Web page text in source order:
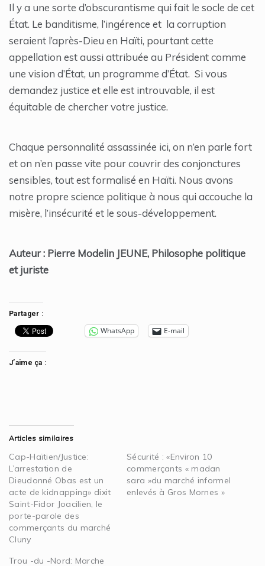
Il y a une sorte d’obscurantisme qui fait le socle de cet
État. Le banditisme, l’ingérence et la corruption
seraient l’après-Dieu en Haïti, pourtant cette
appellation est aussi attribuée au Président comme
une vision d’État, un programme d’État. Si vous
demandez justice et elle est introuvable, il est
équitable de chercher votre justice.
Chaque personnalité assassinée ici, on n’en parle fort
et on n’en passe vite pour couvrir des conjonctures
sensibles, tout est formalisé en Haïti. Nous avons
notre propre science politique à nous qui accouche la
misère, l’insécurité et le sous-développement.
Auteur : Pierre Modelin JEUNE, Philosophe politique
et juriste
Partager :
WhatsApp E-mail
J’aime ça :
Articles similaires
Cap-Haïtien/Justice:
L’arrestation de
Dieudonné Obas est un
acte de kidnapping» dixit
Saint-Fidor Joacilien, le
porte-parole des
commerçants du marché
Cluny
Sécurité : «Environ 10
commerçants « madan
sara »du marché informel
enlevés à Gros Mornes »
Trou -du -Nord: Marche